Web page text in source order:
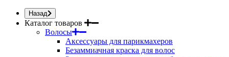
Назад
Каталог товаров
Волосы
Аксессуары для парикмахеров
Безаммиачная краска для волос